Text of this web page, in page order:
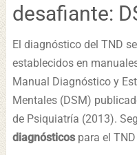
desafiante:
El diagnóstico del TND
establecidos en
Manual Diagnóstico y
Mentales (DSM)
de Psiquiatría (2013).
diagnósticospara el